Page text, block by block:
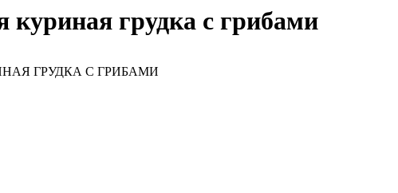
куриная грудка с грибами
ГРУДКА С ГРИБАМИ